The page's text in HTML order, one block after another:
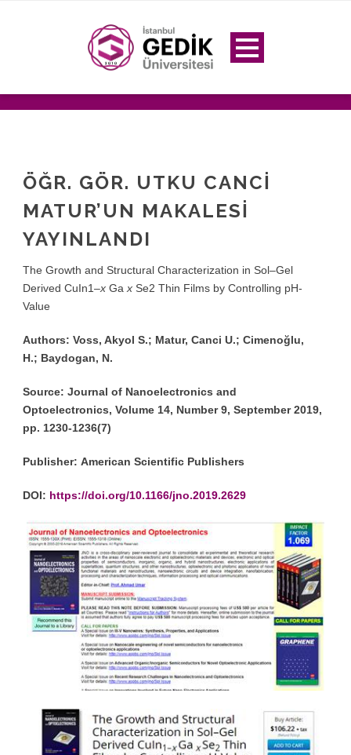
ÖĞR. GÖR. UTKU CANCI
MATUR’UN MAKALESI
YAYINLANDI
The Growth and Structural Characterization in Sol–Gel
Derived CuIn1–x Ga x Se2 Thin Films by Controlling pH-
Value
Authors: Voss, Akyol S.; Matur, Canci U.; Cimenoğlu,
H.; Baydogan, N.
Source: Journal of Nanoelectronics and
Optoelectronics, Volume 14, Number 9, September 2019,
pp. 1230-1236(7)
Publisher: American Scientific Publishers
DOI: https://doi.org/10.1166/jno.2019.2629